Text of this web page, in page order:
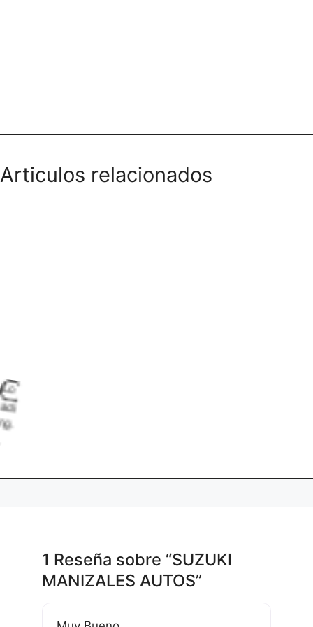
Articulos relacionados
L
i
.
1 Reseña sobre “SUZUKI
MANIZALES AUTOS”